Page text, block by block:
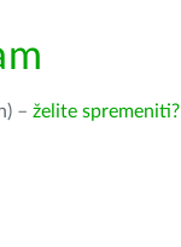
– želite spremeniti?